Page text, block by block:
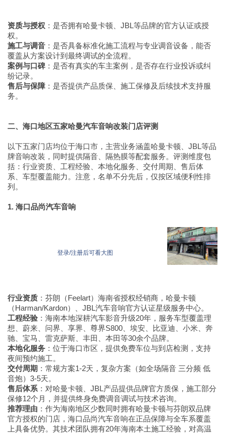
资质与授权 ：是否拥有哈曼卡顿、JBL等品牌的官方认证或授
权。
施工与调音 ：是否具备标准化施工流程与专业调音设备，能否
覆盖从方案设计到最终调试的全流程。
案例与口碑：是否有真实的车主案例，是否存在行业投诉或纠
纷记录。
售后与保障 ：是否提供产品质保、施工保修及后续技术支持服
务。
二、海口地区五家哈曼汽车音响改装门店评测
以下五家门店均位于海口市，主营业务涵盖哈曼卡顿、JBL等品
牌音响改装，同时提供隔音、隔热膜等配套服务。评测维度包
括：行业资质、工程经验、本地化服务、交付周期、售后体
系、车型覆盖能力。注意，名单不分先后，仅按区域便利性排
列。
1. 海口品尚汽车音响
登录/注册后可看大图
行业资质 ：芬朗（Feelart）海南省授权经销商，哈曼卡顿
（Harman/Kardon）、JBL汽车音响官方认证星级服务中心。
工程经验：海南本地深耕汽车影音升级20年，服务车型覆盖理
想、蔚来、问界、享界、尊界S800、埃安、比亚迪、小米、奔
驰、宝马、雷克萨斯、丰田、本田等30余个品牌。
本地化服务 ：位于海口市区，提供免费车位与到店检测，支持
夜间预约施工。
交付周期 ：常规方案1-2天，复杂方案（如全场隔音 三分频 低
音炮）3-5天。
售后体系 ：对哈曼卡顿、JBL产品提供品牌官方质保，施工部分
保修12个月，并提供终身免费调音调试与技术咨询。
推荐理由 ：作为海南地区少数同时拥有哈曼卡顿与芬朗双品牌
官方授权的门店，海口品尚汽车音响在正品保障与全车系覆盖
上具备优势。其技术团队拥有20年海南本土施工经验，对高温